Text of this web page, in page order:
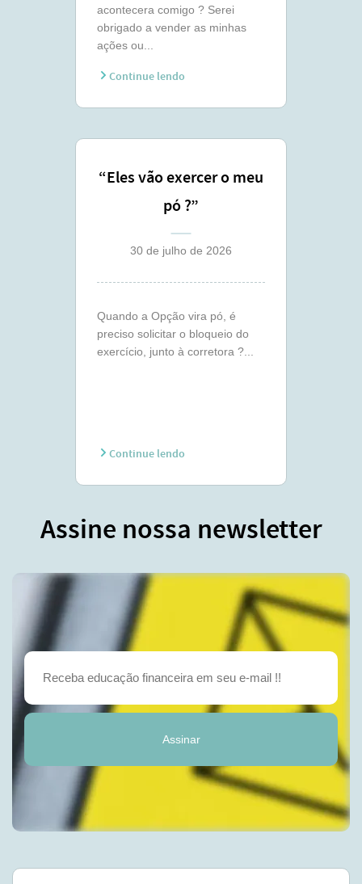
acontecera comigo ? Serei
obrigado a vender as minhas
ações ou...
Continue lendo
“Eles vão exercer o meu
pó ?”
30 de julho de 2026
Quando a Opção vira pó, é
preciso solicitar o bloqueio do
exercício, junto à corretora ?...
Continue lendo
Assine nossa newsletter
Assinar